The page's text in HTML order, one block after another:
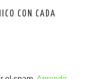
CON CADA